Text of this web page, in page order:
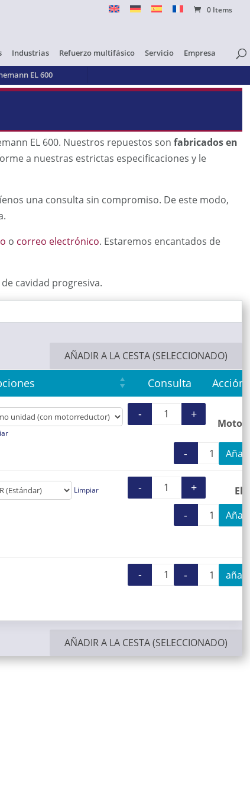
0 Items
Industrias Refuerzo multifásico Servicio Empresa
EL 600
EL 600. Nuestros repuestos son fabricados en
a nuestras estrictas especificaciones y le
una consulta sin compromiso. De este modo,
o correo electrónico. Estaremos encantados de
cavidad progresiva.
AÑADIR A LA CESTA (SELECCIONADO)
Consulta Acción
Bomba de
- +
- +
Limpiar Estator EL
- +
- +
Sello
- - +
AÑADIR A LA CESTA (SELECCIONADO)